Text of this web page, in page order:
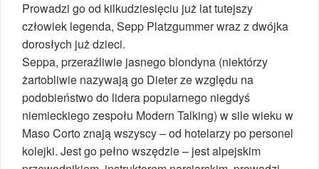
Prowadzi go od kilkudziesięciu już lat tutejszy
człowiek legenda, Sepp Platzgummer wraz z dwójka
dorosłych już dzieci.
Seppa, przeraźliwie jasnego blondyna (niektórzy
żartobliwie nazywają go Dieter ze względu na
podobieństwo do lidera popularnego niegdyś
niemieckiego zespołu Modern Talking) w sile wieku w
Maso Corto znają wszyscy – od hotelarzy po personel
kolejki. Jest go pełno wszędzie – jest alpejskim